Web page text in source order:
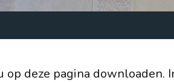
033-246 12 19
Routebeschrijving
deze pagina